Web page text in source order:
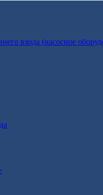
входа (насосное